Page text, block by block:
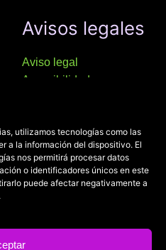
utilizamos tecnologías como las
a la información del dispositivo. El
nos permitirá procesar datos
o identificadores únicos en este
puede afectar negativamente a
Avisos legales
Aviso legal
Accesibilidad
Política de privacidad